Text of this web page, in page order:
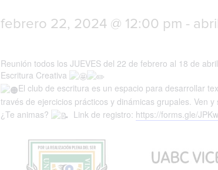
febrero 22, 2024 @ 12:00 pm -
Reunión todos los JUEVES del 22 de febrero al 18 de
Escritura Creativa
El club de escritura es un espacio para desarrollar
través de ejercicios prácticos y dinámicas grupales. Ven
¿Te animas?
Link de registro: https://forms.gle/